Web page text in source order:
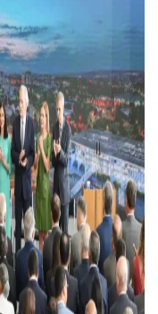
APÓS DESCOBRIR
E REAFIRMA
FEDERAL’
POLÍTICO DA IEADAM
DA INSTITUIÇÃO – VEJA
DE ATO PRÓ-BRASIL
NA ZONA LESTE DE
BARROSO SOBRE PISO
EM 2018, HISSA É
SUL DE MANAUS
O PRIMEIRO NO AVANTE À